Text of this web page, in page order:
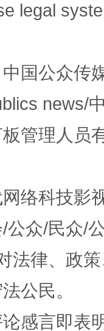
legal
国公众传
news/
管理人员
络科技影
公众/民众/
法律、政
公民。
感言即表